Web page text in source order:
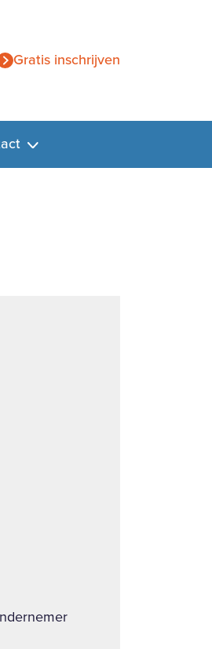
Gratis inschrijven